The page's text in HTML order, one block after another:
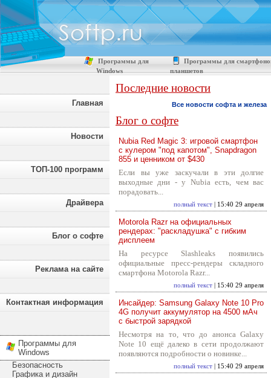
Программы для
Windows
Программы для
планшетов
Главная
Новости
ТОП-100 программ
Драйвера
Блог о софте
Реклама на сайте
Контактная информация
Программы для
Windows
Безопасность
Графика и дизайн
Последние новости
Все новости софта и железа
Блог о софте
Nubia Red Magic 3: игровой смартфон
с кулером "под капотом", Snapdragon
855 и ценником от $430
Если вы уже заскучали в эти долгие
выходные дни - у Nubia есть, чем вас
порадовать...
полный текст | 15:40 29 апреля
Motorola Razr на официальных
рендерах: "раскладушка" с гибким
дисплеем
На ресурсе Slashleaks появились
официальные пресс-рендеры складного
смартфона Motorola Razr...
полный текст | 15:40 29 апреля
Инсайдер: Samsung Galaxy Note 10 Pro
4G получит аккумулятор на 4500 мАч
с быстрой зарядкой
Несмотря на то, что до анонса Galaxy
Note 10 ещё далеко в сети продолжают
появляются подробности о новинке...
полный текст | 15:40 29 апреля